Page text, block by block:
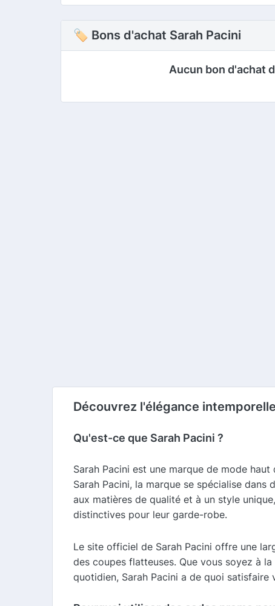
🏷 Bons d'achat Sarah Pacini
Aucun bon d'achat
Découvrez l'élégance
Qu'est-ce que Sarah Pacini ?
Sarah Pacini est une marque de mode
Sarah Pacini, la marque se spécialise
aux matières de qualité et à un style
distinctives pour leur garde-robe.
Le site officiel de Sarah Pacini offre une
des coupes flatteuses. Que vous soyez à
quotidien, Sarah Pacini a de quoi satisfaire